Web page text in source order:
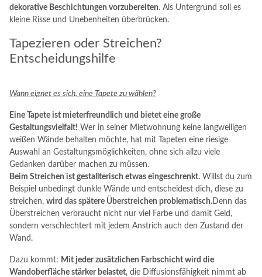
dekorative Beschichtungen vorzubereiten. Als Untergrund soll es
kleine Risse und Unebenheiten überbrücken.
Tapezieren oder Streichen?
Entscheidungshilfe
Wann eignet es sich, eine Tapete zu wählen?
Eine Tapete ist mieterfreundlich und bietet eine große
Gestaltungsvielfalt! Wer in seiner Mietwohnung keine langweiligen
weißen Wände behalten möchte, hat mit Tapeten eine riesige
Auswahl an Gestaltungsmöglichkeiten, ohne sich allzu viele
Gedanken darüber machen zu müssen.
Beim Streichen ist gestallterisch etwas eingeschrenkt. Willst du zum
Beispiel unbedingt dunkle Wände und entscheidest dich, diese zu
streichen, wird das spätere Überstreichen problematisch.Denn das
Überstreichen verbraucht nicht nur viel Farbe und damit Geld,
sondern verschlechtert mit jedem Anstrich auch den Zustand der
Wand.
Dazu kommt: Mit jeder zusätzlichen Farbschicht wird die
Wandoberfläche stärker belastet, die Diffusionsfähigkeit nimmt ab